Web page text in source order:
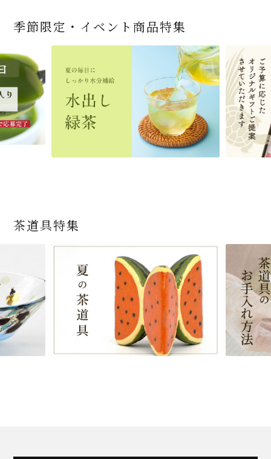
宇治抹茶だいふく 和
三盆仕立て 6個入
2,592 (税込)
お茶屋の京都 宇治抹
1,743 (税込)
近江米と日本酒の「み
ずかがみ」パウンドケ
ーキ（カット）-単品-
540 (税込)
商品一覧はこちら
緑茶ティーパック（セ
ンパックシリーズ） 5g
×50袋
864 (税込)
ありがとう メッセージ
付き緑茶ティーバッグ
410 (税込)
【季節限定】水出し緑
茶詰合せ 気軽に愉し
むセット
1,420 (税込)
商品一覧はこちら
宇治抹茶そば3袋・そ
ばつゆ6袋（6人前）セ
ット 化粧箱（カート
ン/ギフトボックス）
3,032 (税込)
宇治抹茶そば２袋・そ
2,278 (税込)
【送料込み】宇治抹茶
そば160ｇ×2袋（4人
前）＋特撰そばつゆ4
個（ポスト便）
2,028 (税込)
商品一覧はこちら
老舗茶舗の宇治抹茶
かすていらと宇治冠煎
茶の詰合せ
4,112 (税込)
宇治抹茶焼き菓子詰
4,511 (税込)
老舗茶舗のひやひやス
イーツセット 3種6個
3,356 (税込)
商品一覧はこちら
茶道具 帛紗 ふくさ 無
地 正絹帛紗 7匁(もん
め) (朱・赤・紫) (ポス
ト便対応可)
4,730 (税込)
茶道具 扇子（せんす）
扇子 利休百首 白竹 6
1,716 (税込)
茶道具 抹茶茶碗（まっ
ちゃちゃわん） 刷毛目
茶碗 前田 瑞雲
4,290 (税込)
商品一覧はこちら
季節限定・イベント商品特集
茶道具特集